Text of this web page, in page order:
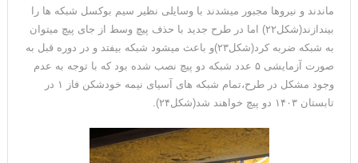
ماندند و نیروها مجبور میشدند با وسایلی نظیر سیم بوکسل شبکه ها را
بیندازند(شکل۲۲) اما در طرح جدید با حذف پیچ وسط از جای پیچ میتوان
به شبکه ضربه کرد(شکل۲۳)و باعث میشود شبکه بیفتد و در دوره قبل به
صورت آزمایشی ۵ عدد شبکه دو پیچ نصب شده بود که با توجه به عدم
وجود مشکل در طرح،تمام شبکه های آسیای نیمه خودشکن فاز ۱ در
تابستان ۱۴۰۳ دو پیچ خواهند شد(شکل۲۴).